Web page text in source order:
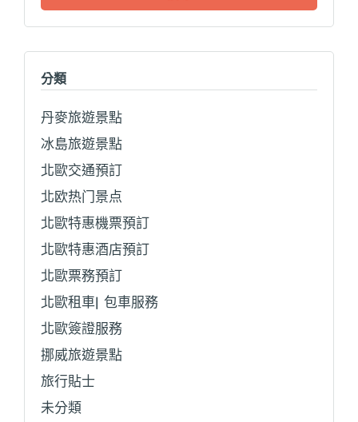
字:
分類
丹麥旅遊景點
冰島旅遊景點
北歐交通預訂
北欧热门景点
北歐特惠機票預訂
北歐特惠酒店預訂
北歐票務預訂
北歐租車| 包車服務
北歐簽證服務
挪威旅遊景點
旅行貼士
未分類